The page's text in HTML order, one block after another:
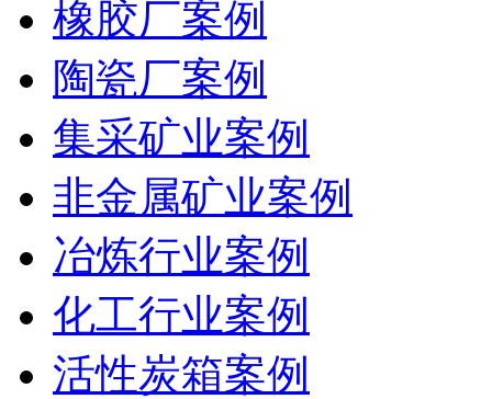
橡胶厂案例
陶瓷厂案例
集采矿业案例
非金属矿业案例
冶炼行业案例
化工行业案例
活性炭箱案例